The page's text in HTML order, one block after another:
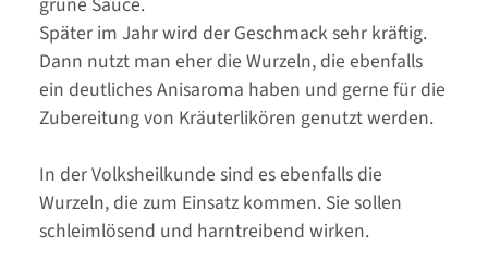
Später im Jahr wird der Geschmack sehr kräftig.
Dann nutzt man eher die Wurzeln, die ebenfalls
ein deutliches Anisaroma haben und gerne für die
Zubereitung von Kräuterlikören genutzt werden.
In der Volksheilkunde sind es ebenfalls die
Wurzeln, die zum Einsatz kommen. Sie sollen
schleimlösend und harntreibend wirken.